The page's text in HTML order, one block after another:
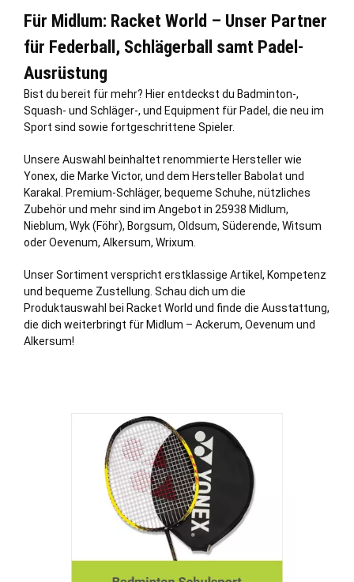
Für Midlum: Racket World – Unser Partner
für Federball, Schlägerball samt Padel-
Ausrüstung
Bist du bereit für mehr? Hier entdeckst du Badminton-,
Squash- und Schläger-, und Equipment für Padel, die neu im
Sport sind sowie fortgeschrittene Spieler.
Unsere Auswahl beinhaltet renommierte Hersteller wie
Yonex, die Marke Victor, und dem Hersteller Babolat und
Karakal. Premium-Schläger, bequeme Schuhe, nützliches
Zubehör und mehr sind im Angebot in 25938 Midlum,
Nieblum, Wyk (Föhr), Borgsum, Oldsum, Süderende, Witsum
oderOevenum, Alkersum, Wrixum
Unser Sortiment verspricht erstklassige Artikel, Kompetenz
und bequeme Zustellung. Schau dich um die
Produktauswahl bei Racket World und finde die Ausstattung,
die dich weiterbringt für Midlum – Ackerum, Oevenum und
Alkersum!